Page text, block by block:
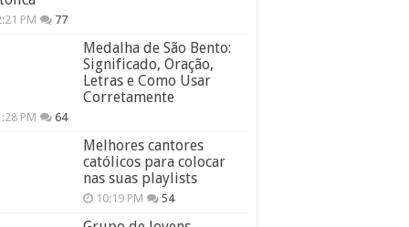
PM 77
Medalha de São Bento:
Significado, Oração,
Letras e Como Usar
Corretamente
PM 64
Melhores cantores
católicos para colocar
nas suas playlists
10:19 PM 54